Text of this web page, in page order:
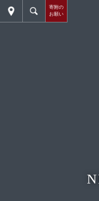
寄附の
お願い